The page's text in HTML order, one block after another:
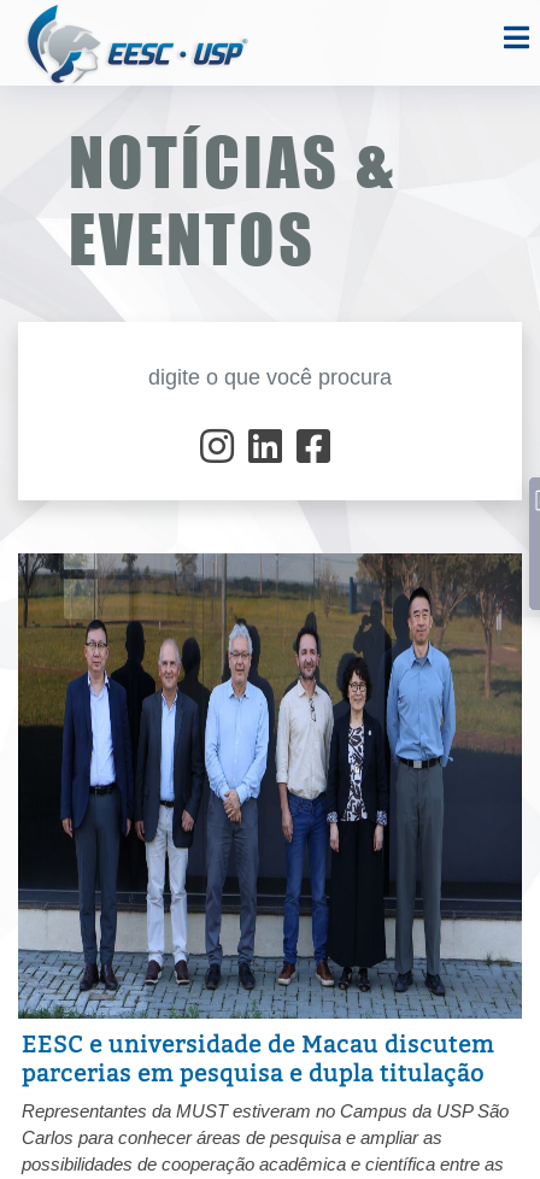
NOTÍCIAS &
EVENTOS
EESC e universidade de Macau discutem
parcerias em pesquisa e dupla titulação
Representantes da MUST estiveram no Campus da USP São
Carlos para conhecer áreas de pesquisa e ampliar as
possibilidades de cooperação acadêmica e científica entre as